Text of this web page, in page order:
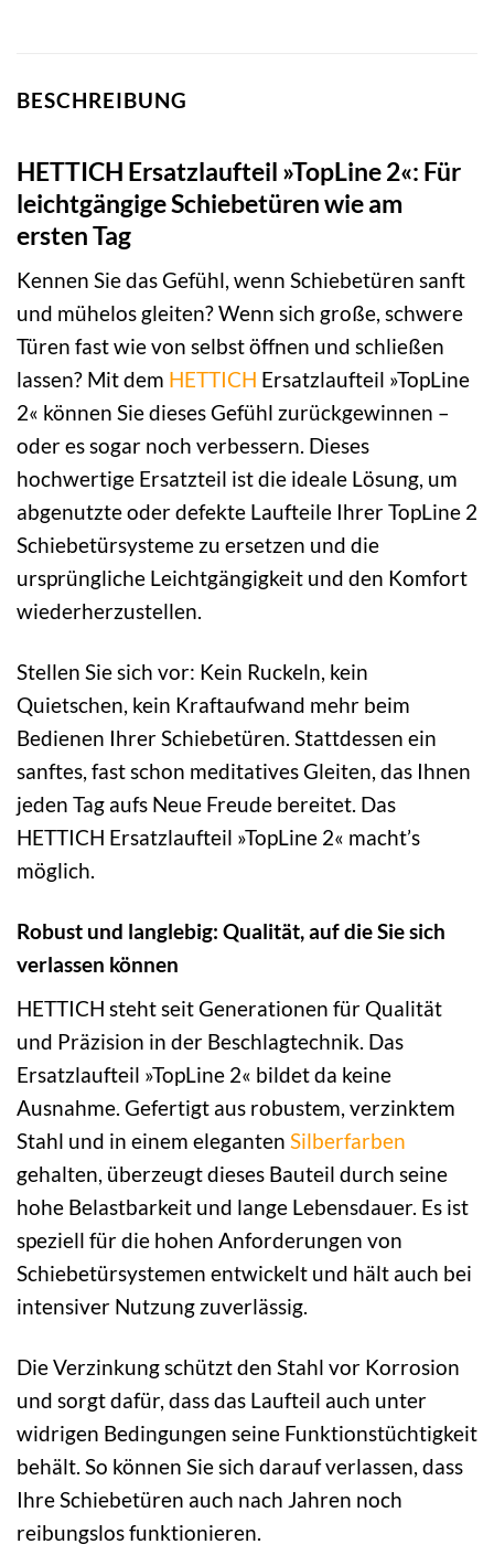
BESCHREIBUNG
HETTICH Ersatzlaufteil »TopLine 2«: Für
leichtgängige Schiebetüren wie am
ersten Tag
Kennen Sie das Gefühl, wenn Schiebetüren sanft
und mühelos gleiten? Wenn sich große, schwere
Türen fast wie von selbst öffnen und schließen
lassen? Mit dem HETTICH Ersatzlaufteil »TopLine
2« können Sie dieses Gefühl zurückgewinnen –
oder es sogar noch verbessern. Dieses
hochwertige Ersatzteil ist die ideale Lösung, um
abgenutzte oder defekte Laufteile Ihrer TopLine 2
Schiebetürsysteme zu ersetzen und die
ursprüngliche Leichtgängigkeit und den Komfort
wiederherzustellen.
Stellen Sie sich vor: Kein Ruckeln, kein
Quietschen, kein Kraftaufwand mehr beim
Bedienen Ihrer Schiebetüren. Stattdessen ein
sanftes, fast schon meditatives Gleiten, das Ihnen
jeden Tag aufs Neue Freude bereitet. Das
HETTICH Ersatzlaufteil »TopLine 2« macht’s
möglich.
Robust und langlebig: Qualität, auf die Sie sich
verlassen können
HETTICH steht seit Generationen für Qualität
und Präzision in der Beschlagtechnik. Das
Ersatzlaufteil »TopLine 2« bildet da keine
Ausnahme. Gefertigt aus robustem, verzinktem
Stahl und in einem eleganten Silberfarben
gehalten, überzeugt dieses Bauteil durch seine
hohe Belastbarkeit und lange Lebensdauer. Es ist
speziell für die hohen Anforderungen von
Schiebetürsystemen entwickelt und hält auch bei
intensiver Nutzung zuverlässig.
Die Verzinkung schützt den Stahl vor Korrosion
und sorgt dafür, dass das Laufteil auch unter
widrigen Bedingungen seine Funktionstüchtigkeit
behält. So können Sie sich darauf verlassen, dass
Ihre Schiebetüren auch nach Jahren noch
reibungslos funktionieren.